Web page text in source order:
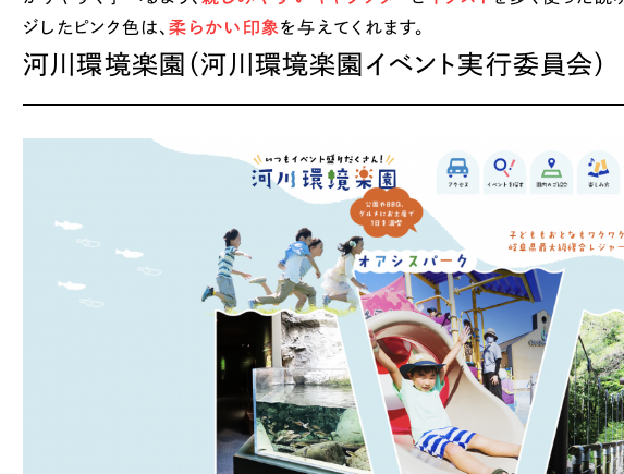
歓迎。
トの策定からお任
サイト構成、デザ
メルマガアーカイブ
プライバシーポリシー 情報セキュリティ方針
クッキーポリシー サイトマップ ウェブアクセシビ
Works
国内外のデザインアワードへ
受賞・ノミネートも多数！
ジしたピンク色は、柔らかい印象を与えてくれます。
河川環境楽園（河川環境楽園イベント実行委員会）